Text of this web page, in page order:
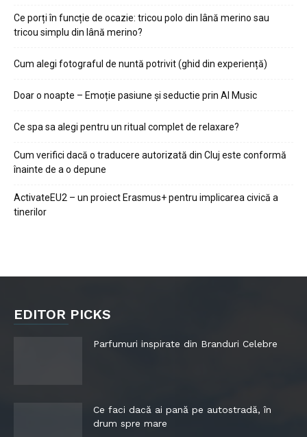
Ce porți în funcție de ocazie: tricou polo din lână merino sau
tricou simplu din lână merino?
Cum alegi fotograful de nuntă potrivit (ghid din experiență)
Doar o noapte – Emoție pasiune și seductie prin AI Music
Ce spa sa alegi pentru un ritual complet de relaxare?
Cum verifici dacă o traducere autorizată din Cluj este conformă
înainte de a o depune
ActivateEU2 – un proiect Erasmus+ pentru implicarea civică a
tinerilor
EDITOR PICKS
Parfumuri inspirate din Branduri Celebre
Ce faci dacă ai pană pe autostradă, în
drum spre mare